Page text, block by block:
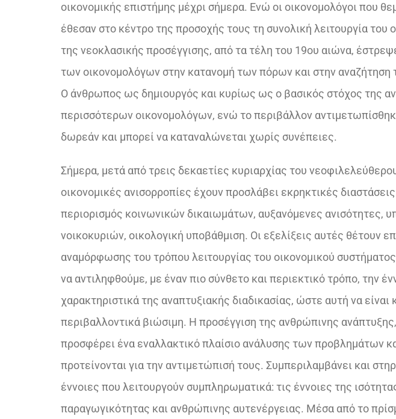
οικονομικής επιστήμης μέχρι σήμερα. Ενώ οι οικονομολόγοι που
έθεσαν στο κέντρο της προσοχής τους τη συνολική λειτουργία του
της νεοκλασικής προσέγγισης, από τα τέλη του 19ου αιώνα,
των οικονομολόγων στην κατανομή των πόρων και στην αναζήτηση
Ο άνθρωπος ως δημιουργός και κυρίως ως ο βασικός στόχος της
περισσότερων οικονομολόγων, ενώ το περιβάλλον
δωρεάν και μπορεί να καταναλώνεται χωρίς συνέπειες.
Σήμερα, μετά από τρεις δεκαετίες κυριαρχίας του
οικονομικές ανισορροπίες έχουν προσλάβει εκρηκτικές
περιορισμός κοινωνικών δικαιωμάτων, αυξανόμενες ανισότητες,
νοικοκυριών, οικολογική υποβάθμιση. Οι εξελίξεις αυτές θέτουν
αναμόρφωσης του τρόπου λειτουργίας του οικονομικού
να αντιληφθούμε, με έναν πιο σύνθετο και περιεκτικό τρόπο, την
χαρακτηριστικά της αναπτυξιακής διαδικασίας, ώστε αυτή να είναι
περιβαλλοντικά βιώσιμη. Η προσέγγιση της ανθρώπινης
προσφέρει ένα εναλλακτικό πλαίσιο ανάλυσης των προβλημάτων
προτείνονται για την αντιμετώπισή τους. Συμπεριλαμβάνει και
έννοιες που λειτουργούν συμπληρωματικά: τις έννοιες της
παραγωγικότητας και ανθρώπινης αυτενέργειας. Μέσα από το